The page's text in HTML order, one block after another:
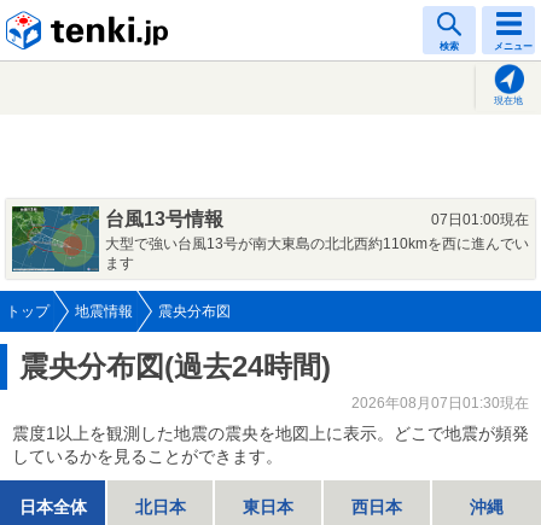
検索 メニュー
現在地
台風13号情報
07日01:00現在
大型で強い台風13号が南大東島の北北西約110kmを西に進んでい
ます
トップ 地震情報 震央分布図
震央分布図(過去24時間)
2026年08月07日01:30現在
震度1以上を観測した地震の震央を地図上に表示。どこで地震が頻発
しているかを見ることができます。
日本全体 北日本 東日本 西日本 沖縄